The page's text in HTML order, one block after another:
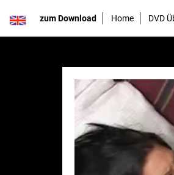
zum Download Home DVD